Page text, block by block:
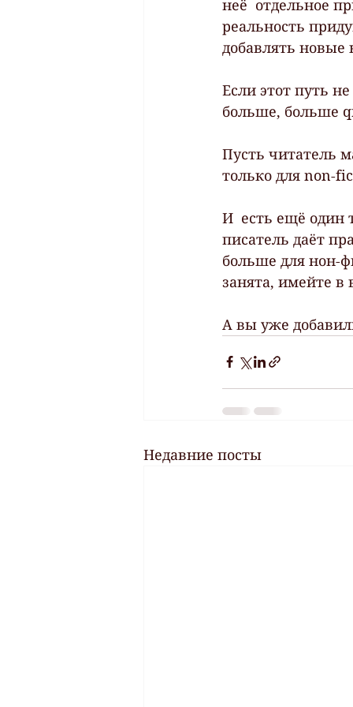
неё  отдельное
реальность
добавлять
Если этот путь
больше, больше
Пусть читатель
только для non-
И  есть ещё один
писатель даёт
больше для нон-
занята, имейте в
А вы уже
Недавние посты